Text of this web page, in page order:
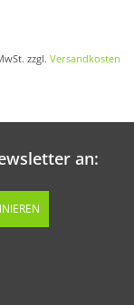
täglich
zzgl. Versandkosten
an: